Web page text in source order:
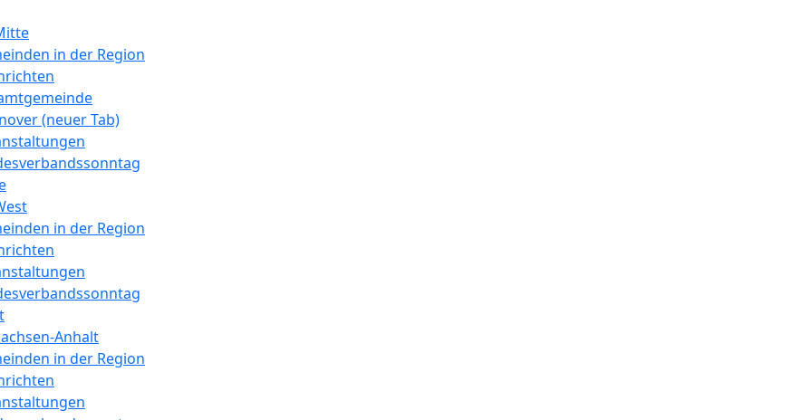
in der Region
(neuer Tab)
in der Region
Anhalt
in der Region